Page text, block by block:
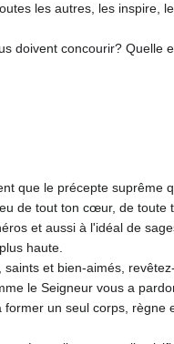
les autres, les inspire,
doivent concourir? Quelle
que le précepte suprême
de tout ton cœur, de toute
et aussi à l'idéal de
haute.
et bien-aimés,
le Seigneur vous a
former un seul corps,